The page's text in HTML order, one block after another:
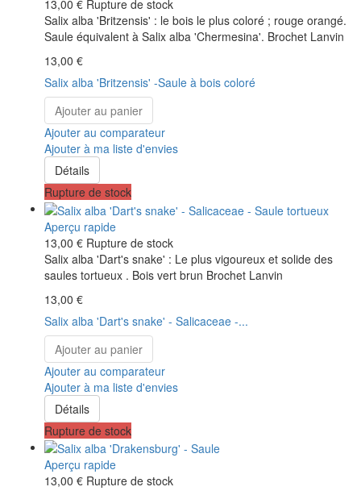
13,00 € Rupture de stock
Salix alba 'Britzensis' : le bois le plus coloré ; rouge orangé.
Saule équivalent à Salix alba 'Chermesina'. Brochet Lanvin
13,00 €
Salix alba 'Britzensis' -Saule à bois coloré
Ajouter au panier
Ajouter au comparateur
Ajouter à ma liste d'envies
Détails
Rupture de stock
Aperçu rapide
13,00 € Rupture de stock
Salix alba 'Dart's snake' : Le plus vigoureux et solide des
saules tortueux . Bois vert brun Brochet Lanvin
13,00 €
Salix alba 'Dart's snake' - Salicaceae -...
Ajouter au panier
Ajouter au comparateur
Ajouter à ma liste d'envies
Détails
Rupture de stock
Aperçu rapide
13,00 € Rupture de stock